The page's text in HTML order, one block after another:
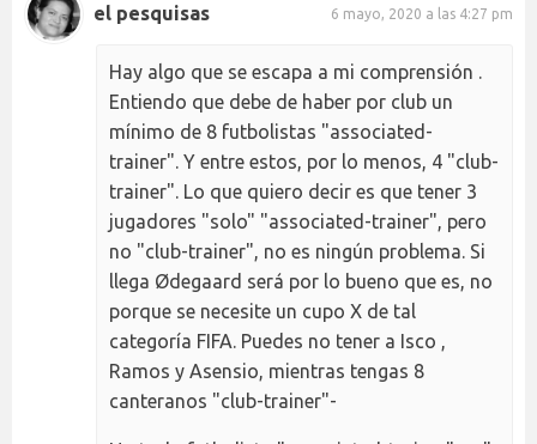
el pesquisas 6 mayo, 2020 a las 4:27 pm
Hay algo que se escapa a mi comprensión .
Entiendo que debe de haber por club un
mínimo de 8 futbolistas "associated-
trainer". Y entre estos, por lo menos, 4 "club-
trainer". Lo que quiero decir es que tener 3
jugadores "solo" "associated-trainer", pero
no "club-trainer", no es ningún problema. Si
llega Ødegaard será por lo bueno que es, no
porque se necesite un cupo X de tal
categoría FIFA. Puedes no tener a Isco ,
Ramos y Asensio, mientras tengas 8
canteranos "club-trainer"-